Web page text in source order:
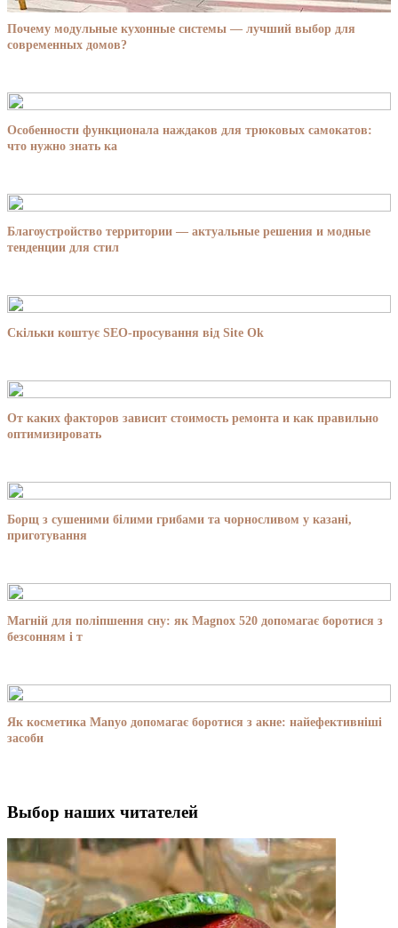
Почему модульные кухонные системы — лучший выбор для
современных домов?
Особенности функционала наждаков для трюковых самокатов:
что нужно знать ка
Благоустройство территории — актуальные решения и модные
тенденции для стил
Скільки коштує SEO-просування від Site Ok
От каких факторов зависит стоимость ремонта и как правильно
оптимизировать
Борщ з сушеними білими грибами та чорносливом у казані,
приготування
Магній для поліпшення сну: як Magnox 520 допомагає боротися з
безсонням і т
Як косметика Manyo допомагає боротися з акне: найефективніші
засоби
Выбор наших читателей